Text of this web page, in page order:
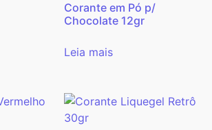
Corante em Pó p/
Chocolate 12gr
Leia mais